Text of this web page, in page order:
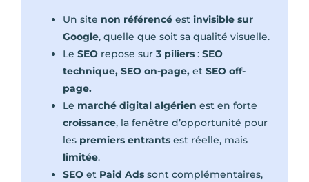
Un site non référencé est invisible sur
Google, quelle que soit sa qualité visuelle.
Le SEO repose sur 3 piliers : SEO
technique, SEO on-page, et SEO off-
page.
Le marché digital algérien est en forte
croissance, la fenêtre d’opportunité pour
les premiers entrants est réelle, mais
limitée.
SEO et Paid Ads sont complémentaires,